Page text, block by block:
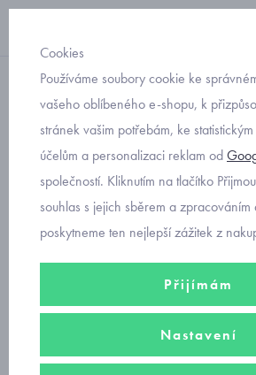
slavnostní
slavnostní pletené
tylovou sukní
2806-80
Cookies
Používáme soubory cookie ke
vašeho oblíbeného e-shopu, k
stránek vašim potřebám, ke
účelům a personalizaci reklam od
společností. Kliknutím na tlačítko
souhlas s jejich sběrem a zpracováním
poskytneme ten nejlepší zážitek z
Přijímám
Nastavení